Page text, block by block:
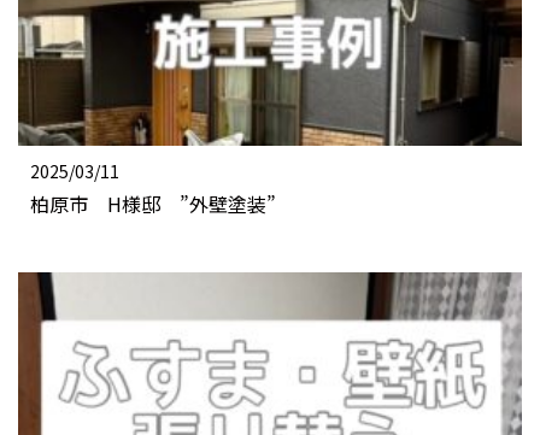
2025/03/11
柏原市 H様邸 ”外壁塗装”